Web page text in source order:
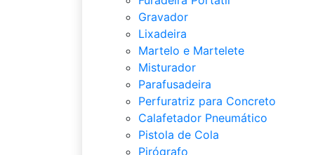
Gravador
Lixadeira
Martelo e Martelete
Misturador
Parafusadeira
Perfuratriz para Concreto
Calafetador Pneumático
Pistola de Cola
Pirógrafo